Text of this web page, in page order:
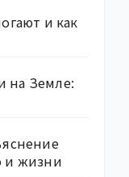
и как
на Земле:
и жизни